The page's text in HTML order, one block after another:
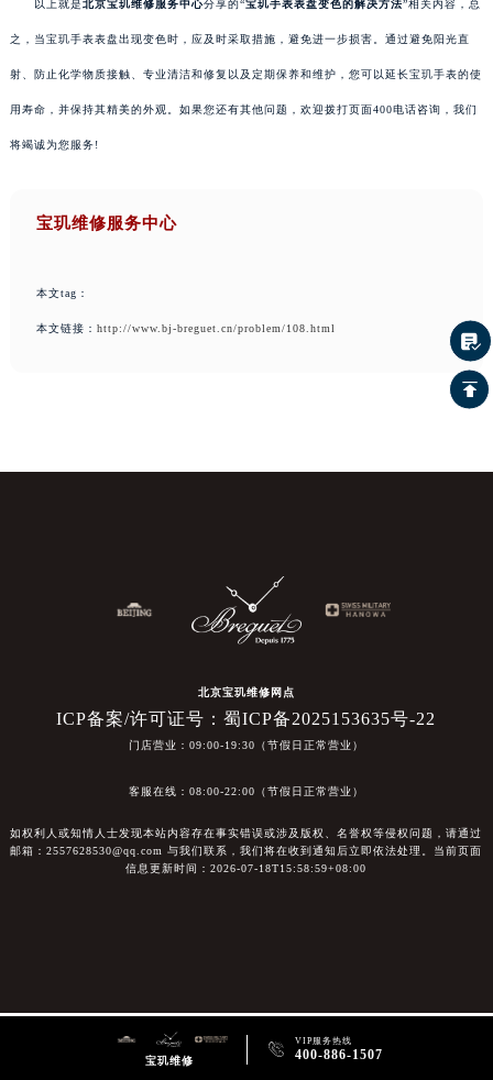
以上就是北京宝玑维修服务中心分享的“宝玑手表表盘变色的解决方法”相关内容，总
之，当宝玑手表表盘出现变色时，应及时采取措施，避免进一步损害。通过避免阳光直
射、防止化学物质接触、专业清洁和修复以及定期保养和维护，您可以延长宝玑手表的使
用寿命，并保持其精美的外观。如果您还有其他问题，欢迎拨打页面400电话咨询，我们
将竭诚为您服务!
宝玑维修服务中心
本文tag：
本文链接： http://www.bj-breguet.cn/problem/108.html
北京宝玑维修网点
ICP备案/许可证号：蜀ICP备2025153635号-22
门店营业：09:00-19:30（节假日正常营业）
客服在线：08:00-22:00（节假日正常营业）
如权利人或知情人士发现本站内容存在事实错误或涉及版权、名誉权等侵权问题，请通过
邮箱：2557628530@qq.com 与我们联系，我们将在收到通知后立即依法处理。当前页面
信息更新时间：2026-07-18T15:58:59+08:00
宝玑维修
 VIP服务热线
400-886-1507